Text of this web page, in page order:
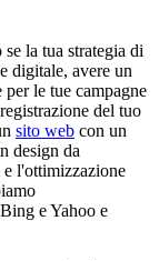
la tua strategia di
digitale, avere un
per le tue campagne
del tuo
sito web con un
design da
l'ottimizzazione
e Yahoo e